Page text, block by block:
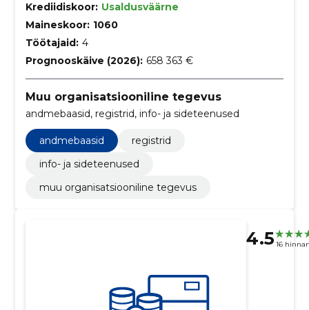
Krediidiskoor: Usaldusväärne
Maineskoor: 1060
Töötajaid: 4
Prognooskäive (2026): 658 363 €
Muu organisatsiooniline tegevus
andmebaasid, registrid, info- ja sideteenused
andmebaasid
registrid
info- ja sideteenused
muu organisatsiooniline tegevus
4.5 16